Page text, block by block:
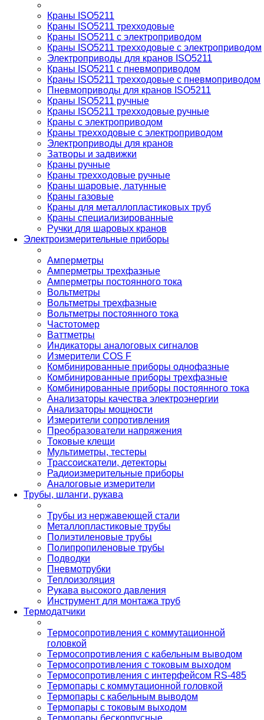
Краны ISO5211
Краны ISO5211 трехходовые
Краны ISO5211 с электроприводом
Краны ISO5211 трехходовые с электроприводом
Электроприводы для кранов ISO5211
Краны ISO5211 с пневмоприводом
Краны ISO5211 трехходовые с пневмоприводом
Пневмоприводы для кранов ISO5211
Краны ISO5211 ручные
Краны ISO5211 трехходовые ручные
Краны с электроприводом
Краны трехходовые с электроприводом
Электроприводы для кранов
Затворы и задвижки
Краны ручные
Краны трехходовые ручные
Краны шаровые, латунные
Краны газовые
Краны для металлопластиковых труб
Краны специализированные
Ручки для шаровых кранов
Электроизмерительные приборы
Амперметры
Амперметры трехфазные
Амперметры постоянного тока
Вольтметры
Вольтметры трехфазные
Вольтметры постоянного тока
Частотомер
Ваттметры
Индикаторы аналоговых сигналов
Измерители COS F
Комбинированные приборы однофазные
Комбинированные приборы трехфазные
Комбинированные приборы постоянного тока
Анализаторы качества электроэнергии
Анализаторы мощности
Измерители сопротивления
Преобразователи напряжения
Токовые клещи
Мультиметры, тестеры
Трассоискатели, детекторы
Радиоизмерительные приборы
Аналоговые измерители
Трубы, шланги, рукава
Трубы из нержавеющей стали
Металлопластиковые трубы
Полиэтиленовые трубы
Полипропиленовые трубы
Подводки
Пневмотрубки
Теплоизоляция
Рукава высокого давления
Инструмент для монтажа труб
Термодатчики
Термосопротивления с коммутационной
головкой
Термосопротивления с кабельным выводом
Термосопротивления с токовым выходом
Термосопротивления с интерфейсом RS-485
Термопары с коммутационной головкой
Термопары с кабельным выводом
Термопары с токовым выходом
Термопары бескорпусные